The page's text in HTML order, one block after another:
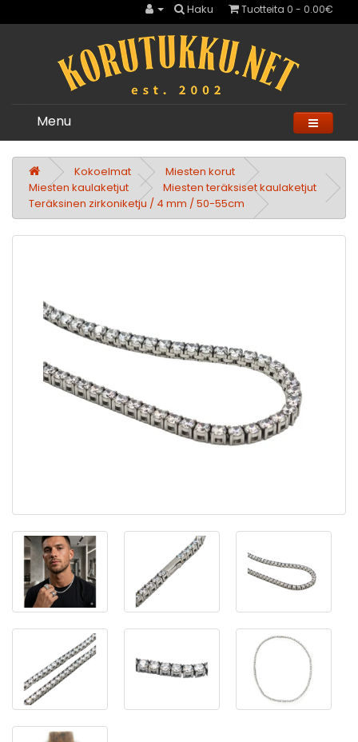
Haku Tuotteita 0 - 0.00€
Menu
Kokoelmat
Miesten korut
Miesten kaulaketjut
Miesten teräksiset kaulaketjut
Teräksinen zirkoniketju / 4 mm / 50-55cm